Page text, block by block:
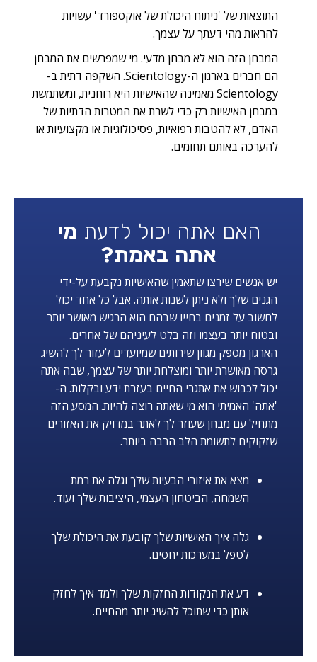
התוצאות של 'ניתוח היכולת של אוקספורד' עשויות
להראות מהי דעתך על עצמך.
המבחן הזה הוא לא מבחן מדעי. מי שמפרשים את המבחן
הם חברים בארגון ה-Scientology. השקפה דתית ב-
Scientology מאמינה שהאישיות היא רוחנית, ומשתמשת
במבחן האישיות רק כדי לשרת את המטרות הדתיות של
האדם, לא להטבות רפואיות, פסיכולוגיות או מקצועיות או
להערכה באותם תחומים.
האם אתה יכול לדעת מי
אתה באמת?
יש אנשים שירצו שתאמין שהאישיות נקבעת על-ידי
הגנים שלך ולא ניתן לשנות אותה. אבל כל אחד יכול
לחשוב על זמנים בחייו שבהם הוא הרגיש מאושר יותר
ובטוח יותר בעצמו וזה בלט לעיניהם של אחרים.
הארגון מספק מגוון שירותים שמיועדים לעזור לך להשיג
גרסה מאושרת יותר ומוצלחת יותר של עצמך, שבה אתה
יכול לכבוש את אתגרי החיים בעזרת ידע ובקלות. ה-
'אתה' האמיתי הוא מי שאתה רוצה להיות. המסע הזה
מתחיל עם מבחן שעוזר לך לאתר במדויק את האזורים
שזקוקים לתשומת הלב הרבה ביותר.
מצא את איזורי הבעיות שלך וגלה את רמת
השמחה, הביטחון העצמי, היציבות שלך ועוד.
גלה איך האישיות שלך קובעת את היכולת שלך
לטפל במערכות יחסים.
דע את הנקודות החזקות שלך ולמד איך לחזק
אותן כדי שתוכל להשיג יותר מהחיים.